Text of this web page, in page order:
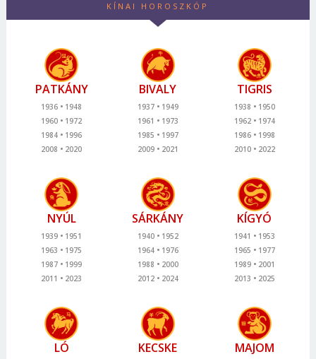
KÍNAI HOROSZKÓP
PATKÁNY
1936
1948
1960
1972
1984
1996
2008
2020
BIVALY
1937
1949
1961
1973
1985
1997
2009
2021
TIGRIS
1938
1950
1962
1974
1986
1998
2010
2022
NYÚL
1939
1951
1963
1975
1987
1999
2011
2023
SÁRKÁNY
1940
1952
1964
1976
1988
2000
2012
2024
KÍGYÓ
1941
1953
1965
1977
1989
2001
2013
2025
LÓ KECSKE MAJOM